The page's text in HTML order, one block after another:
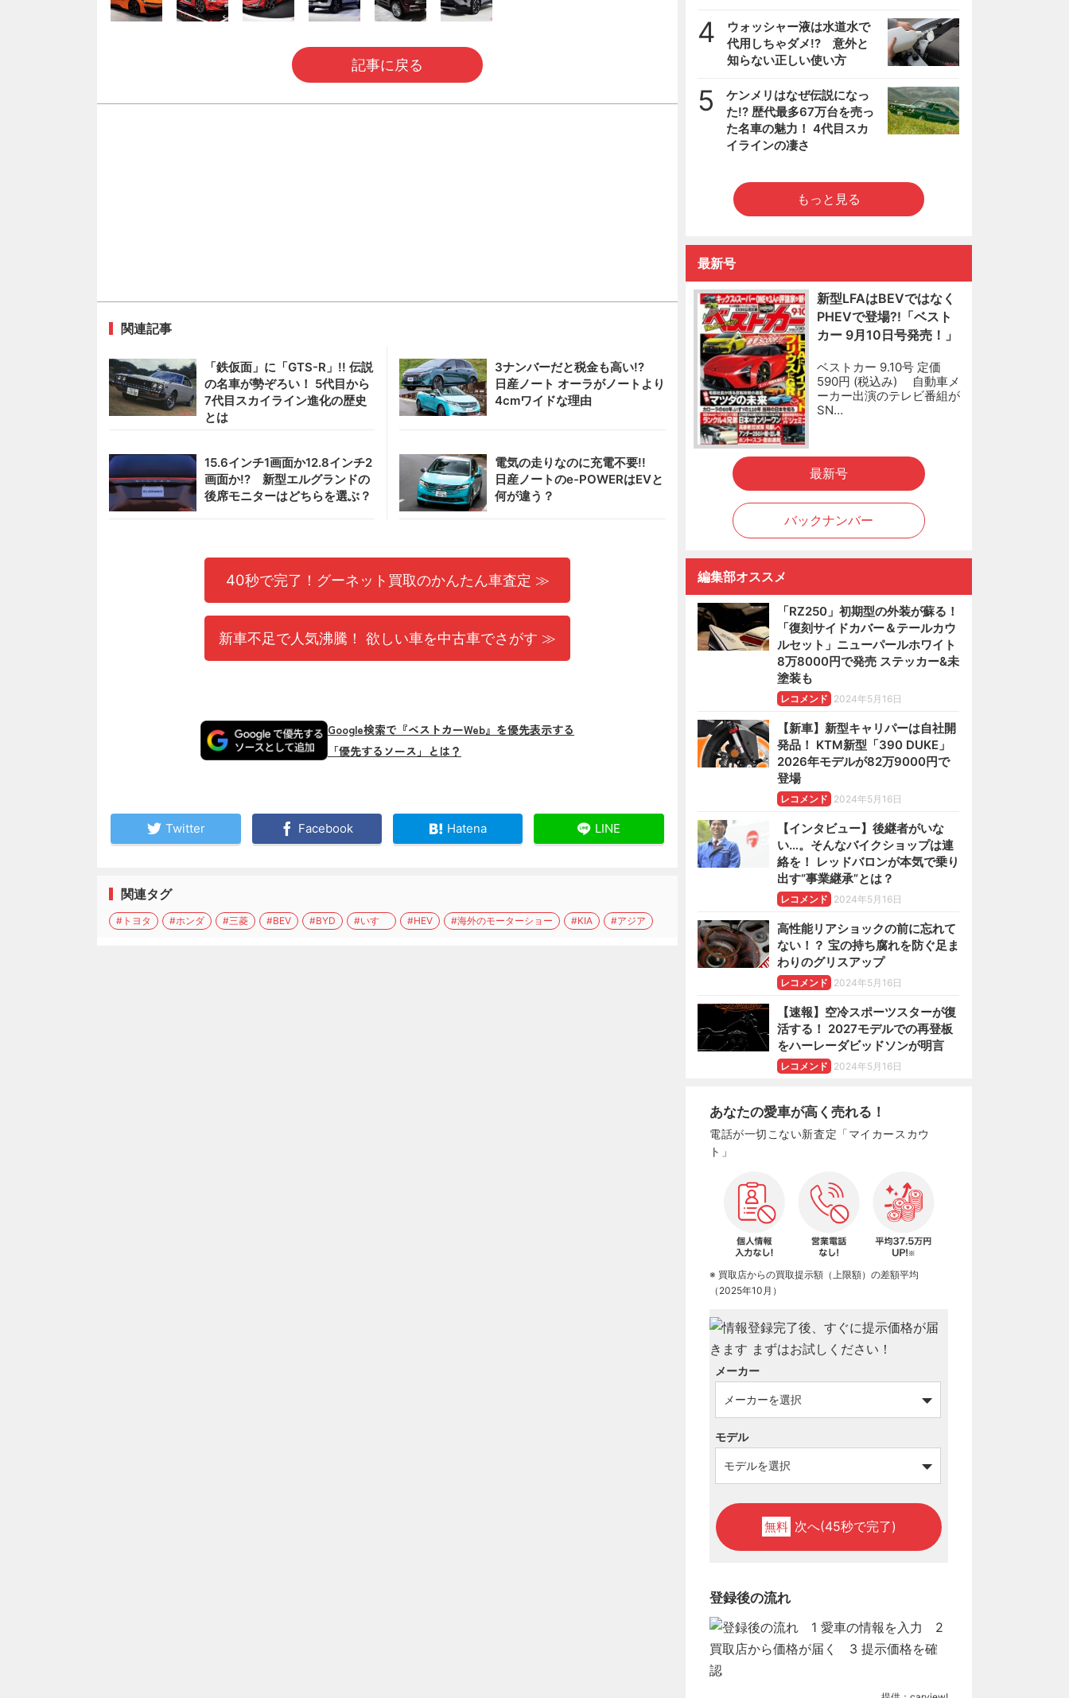
記事に戻る
関連記事
「鉄仮面」に「GTS-R」!! 伝説
の名車が勢ぞろい！ 5代目から
7代目スカイライン進化の歴史
とは
3ナンバーだと税金も高い!?
日産ノート オーラがノートより
4cmワイドな理由
15.6インチ1画面か12.8インチ2
画面か!? 新型エルグランドの
後席モニターはどちらを選ぶ？
電気の走りなのに充電不要!!
日産ノートのe-POWERはEVと
何が違う？
40秒で完了！グーネット買取のかんたん車査定 ≫
新車不足で人気沸騰！ 欲しい車を中古車でさがす ≫
Google検索で『ベストカーWeb』を優先表示する
「優先するソース」とは？
Twitter Facebook Hatena LINE
関連タグ
#トヨタ #ホンダ #三菱 #BEV #BYD #いすゞ #HEV #海外のモーターショー #KIA #アジア
4
ウォッシャー液は水道水で
代用しちゃダメ!? 意外と
知らない正しい使い方
5
ケンメリはなぜ伝説になっ
た!? 歴代最多67万台を売っ
た名車の魅力！ 4代目スカ
イラインの凄さ
もっと見る
最新号
新型LFAはBEVではなく
PHEVで登場?!「ベスト
カー 9月10日号発売！」
ベストカー 9.10号 定価
590円 (税込み) 自動車メ
ーカー出演のテレビ番組が
SN…
最新号
バックナンバー
編集部オススメ
「RZ250」初期型の外装が蘇る！
「復刻サイドカバー＆テールカウ
ルセット」ニューパールホワイト
8万8000円で発売 ステッカー&未
塗装も
レコメンド 2024年5月16日
【新車】新型キャリパーは自社開
発品！ KTM新型「390 DUKE」
2026年モデルが82万9000円で
登場
レコメンド 2024年5月16日
【インタビュー】後継者がいな
い…。そんなバイクショップは連
絡を！ レッドバロンが本気で乗り
出す“事業継承”とは？
レコメンド 2024年5月16日
高性能リアショックの前に忘れて
ない！？ 宝の持ち腐れを防ぐ足ま
わりのグリスアップ
レコメンド 2024年5月16日
【速報】空冷スポーツスターが復
活する！ 2027モデルでの再登板
をハーレーダビッドソンが明言
レコメンド 2024年5月16日
あなたの愛車が高く売れる！
電話が一切こない新査定「マイカースカウ
ト」
※ 買取店からの買取提示額（上限額）の差額平均
（2025年10月）
メーカー
モデル
無料 次へ(45秒で完了)
登録後の流れ